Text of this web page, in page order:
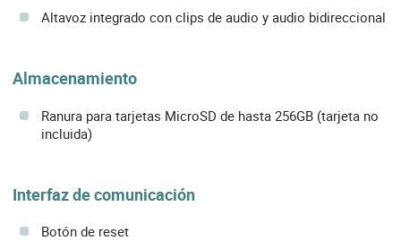
Altavoz integrado con clips de audio y audio bidireccional
Almacenamiento
Ranura para tarjetas MicroSD de hasta 256GB (tarjeta no
incluida)
Interfaz de comunicación
Botón de reset